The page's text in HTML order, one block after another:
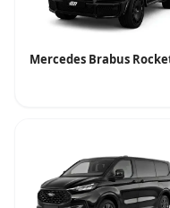
Mercedes Brabus